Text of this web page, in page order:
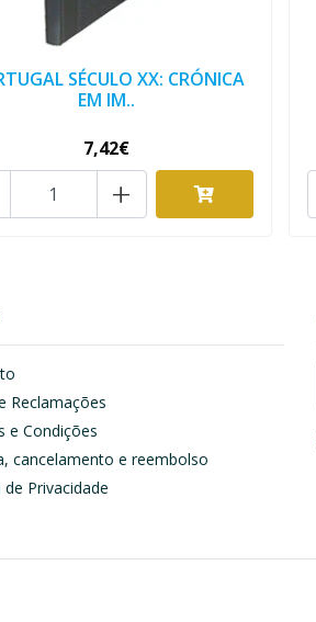
SÉCULO XX: CRÓNICA
EM IM..
7,42€
+
Reclamações
e Condições
cancelamento e reembolso
de Privacidade